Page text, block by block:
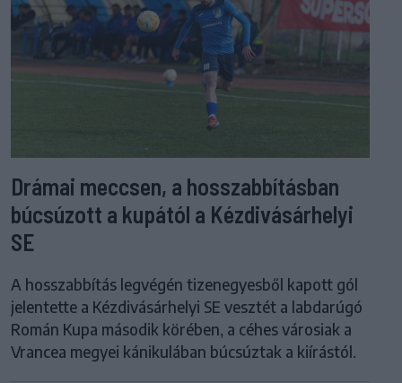
Drámai meccsen, a hosszabbításban
búcsúzott a kupától a Kézdivásárhelyi
SE
A hosszabbítás legvégén tizenegyesből kapott gól
jelentette a Kézdivásárhelyi SE vesztét a labdarúgó
Román Kupa második körében, a céhes városiak a
Vrancea megyei kánikulában búcsúztak a kiírástól.